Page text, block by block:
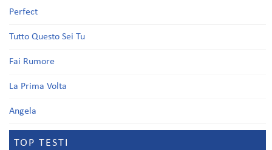
Perfect
Tutto Questo Sei Tu
Fai Rumore
La Prima Volta
Angela
TOP TESTI